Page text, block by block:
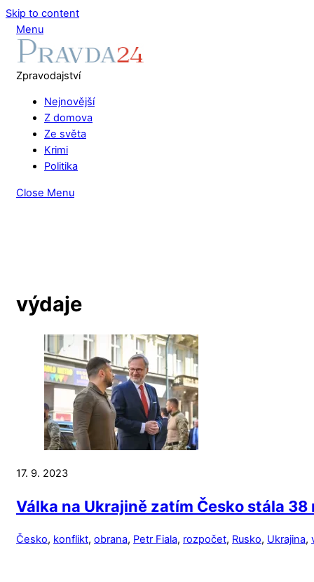
Skip to content
Menu
Zpravodajství
Nejnovější
Z domova
Ze světa
Krimi
Politika
Close Menu
výdaje
17. 9. 2023
Válka na Ukrajině zatím Česko stála
Česko, konflikt, obrana, Petr Fiala, rozpočet, Rusko, Ukrajina,